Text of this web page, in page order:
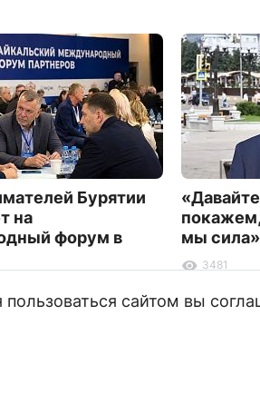
Бурятии
на
форум в
мы сила»
3481
сайтом вы